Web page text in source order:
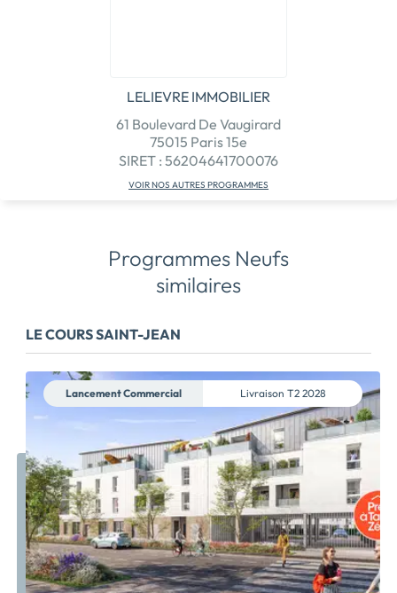
LELIEVRE IMMOBILIER
61 Boulevard De Vaugirard
75015 Paris 15e
SIRET : 56204641700076
VOIR NOS AUTRES PROGRAMMES
Programmes Neufs
similaires
LE COURS SAINT-JEAN
Lancement Commercial Livraison T2 2028